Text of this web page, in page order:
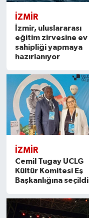
İZMIR
İzmir, uluslararası
eğitim zirvesine ev
sahipliği yapmaya
hazırlanıyor
İZMIR
Cemil Tugay UCLG
Kültür Komitesi Eş
Başkanlığına seçildi